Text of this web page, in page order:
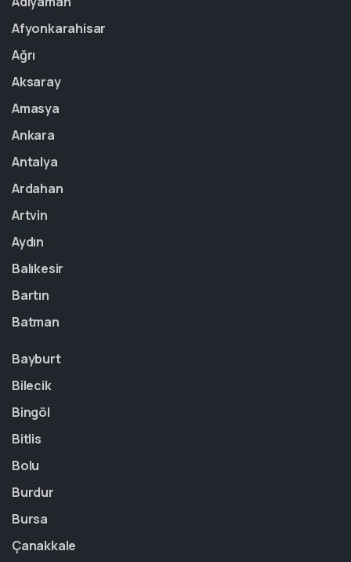
Afyonkarahisar
Ağrı
Aksaray
Amasya
Ankara
Antalya
Ardahan
Artvin
Aydın
Balıkesir
Bartın
Batman
Bayburt
Bilecik
Bingöl
Bitlis
Bolu
Burdur
Bursa
Çanakkale